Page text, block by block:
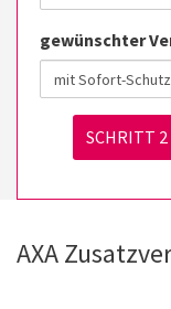
gewünschter
AXA